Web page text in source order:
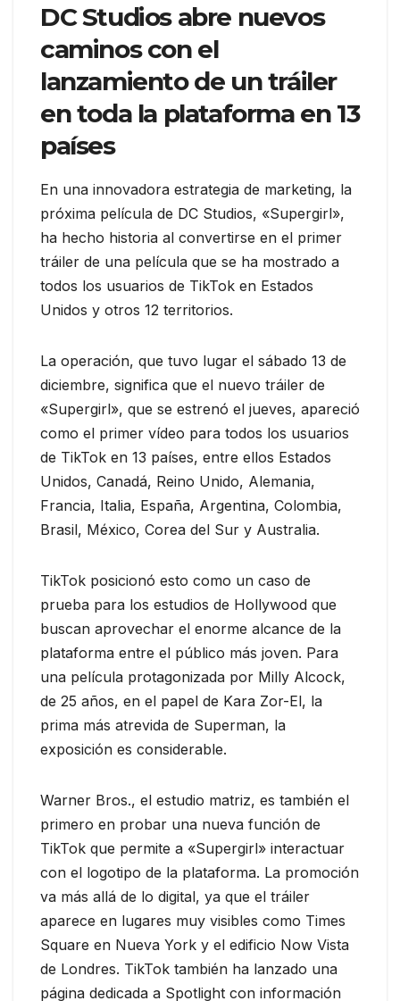
DC Studios abre nuevos
caminos con el
lanzamiento de un tráiler
en toda la plataforma en 13
países
En una innovadora estrategia de marketing, la
próxima película de DC Studios, «Supergirl»,
ha hecho historia al convertirse en el primer
tráiler de una película que se ha mostrado a
todos los usuarios de TikTok en Estados
Unidos y otros 12 territorios.
La operación, que tuvo lugar el sábado 13 de
diciembre, significa que el nuevo tráiler de
«Supergirl», que se estrenó el jueves, apareció
como el primer vídeo para todos los usuarios
de TikTok en 13 países, entre ellos Estados
Unidos, Canadá, Reino Unido, Alemania,
Francia, Italia, España, Argentina, Colombia,
Brasil, México, Corea del Sur y Australia.
TikTok posicionó esto como un caso de
prueba para los estudios de Hollywood que
buscan aprovechar el enorme alcance de la
plataforma entre el público más joven. Para
una película protagonizada por Milly Alcock,
de 25 años, en el papel de Kara Zor-El, la
prima más atrevida de Superman, la
exposición es considerable.
Warner Bros., el estudio matriz, es también el
primero en probar una nueva función de
TikTok que permite a «Supergirl» interactuar
con el logotipo de la plataforma. La promoción
va más allá de lo digital, ya que el tráiler
aparece en lugares muy visibles como Times
Square en Nueva York y el edificio Now Vista
de Londres. TikTok también ha lanzado una
página dedicada a Spotlight con información